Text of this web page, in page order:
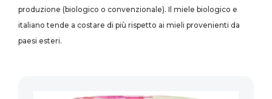
produzione (biologico o convenzionale). Il miele biologico e
italiano tende a costare di più rispetto ai mieli provenienti da
paesi esteri.